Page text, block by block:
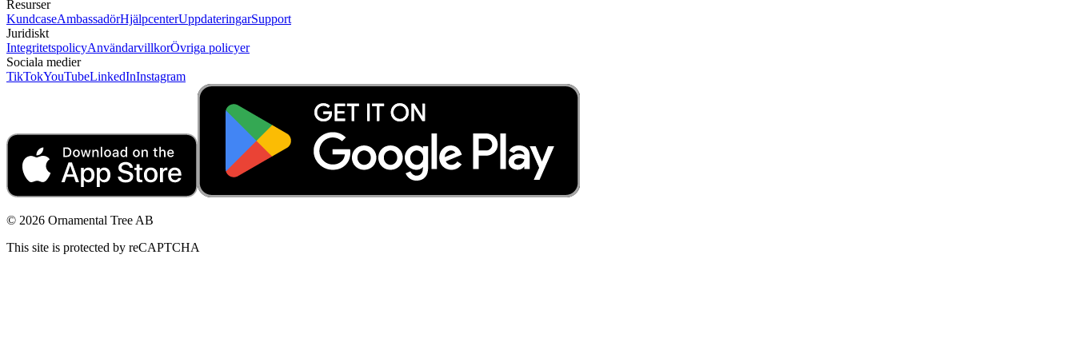
Resurser
KundcaseAmbassadörHjälpcenterUppdateringarSupport
Juridiskt
IntegritetspolicyAnvändarvillkorÖvriga policyer
Sociala medier
TikTokYouTubeLinkedInInstagram
© 2026 Ornamental Tree AB
This site is protected by reCAPTCHA